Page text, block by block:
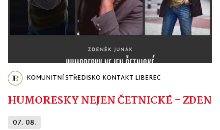
KOMUNITNÍ STŘEDISKO KONTAKT LIBEREC
HUMORESKY NEJEN ČETNICKÉ -
07. 08.